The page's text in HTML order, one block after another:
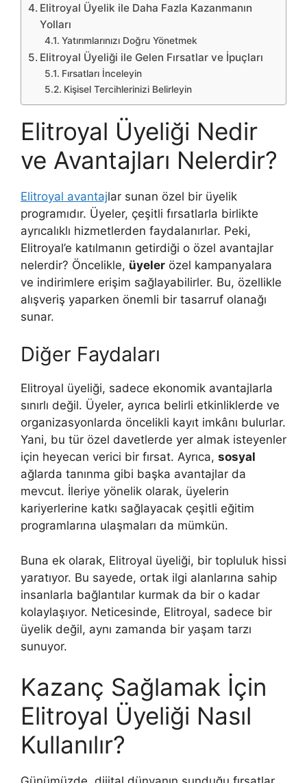
Elitroyal Üyelik ile Daha Fazla Kazanmanın
Yolları
Yatırımlarınızı Doğru Yönetmek
Elitroyal Üyeliği ile Gelen Fırsatlar ve İpuçları
Fırsatları İnceleyin
Kişisel Tercihlerinizi Belirleyin
Elitroyal Üyeliği Nedir
ve Avantajları Nelerdir?
Elitroyal avantajlar sunan özel bir üyelik
programıdır. Üyeler, çeşitli fırsatlarla birlikte
ayrıcalıklı hizmetlerden faydalanırlar. Peki,
Elitroyal’e katılmanın getirdiği o özel avantajlar
nelerdir? Öncelikle, üyeler özel kampanyalara
ve indirimlere erişim sağlayabilirler. Bu, özellikle
alışveriş yaparken önemli bir tasarruf olanağı
sunar.
Diğer Faydaları
Elitroyal üyeliği, sadece ekonomik avantajlarla
sınırlı değil. Üyeler, ayrıca belirli etkinliklerde ve
organizasyonlarda öncelikli kayıt imkânı bulurlar.
Yani, bu tür özel davetlerde yer almak isteyenler
için heyecan verici bir fırsat. Ayrıca, sosyal
ağlarda tanınma gibi başka avantajlar da
mevcut. İleriye yönelik olarak, üyelerin
kariyerlerine katkı sağlayacak çeşitli eğitim
programlarına ulaşmaları da mümkün.
Buna ek olarak, Elitroyal üyeliği, bir topluluk hissi
yaratıyor. Bu sayede, ortak ilgi alanlarına sahip
insanlarla bağlantılar kurmak da bir o kadar
kolaylaşıyor. Neticesinde, Elitroyal, sadece bir
üyelik değil, aynı zamanda bir yaşam tarzı
sunuyor.
Kazanç Sağlamak İçin
Elitroyal Üyeliği Nasıl
Kullanılır?